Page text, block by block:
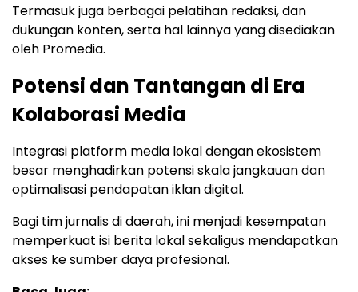
Termasuk juga berbagai pelatihan redaksi, dan
dukungan konten, serta hal lainnya yang disediakan
oleh Promedia.
Potensi dan Tantangan di Era
Kolaborasi Media
Integrasi platform media lokal dengan ekosistem
besar menghadirkan potensi skala jangkauan dan
optimalisasi pendapatan iklan digital.
Bagi tim jurnalis di daerah, ini menjadi kesempatan
memperkuat isi berita lokal sekaligus mendapatkan
akses ke sumber daya profesional.